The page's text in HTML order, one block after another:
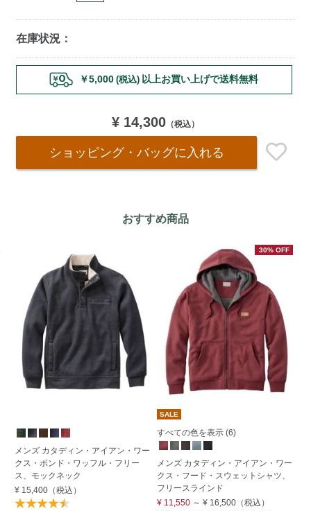
在庫状況：
Add
cart
￥5,000 (税込) 以上お買い上げで送料無料
¥ 14,300 （税込）
ショッピング・バッグに入れる
おすすめ商品
メンズ カタディン・アイアン・ワー
クス・ボンド・ワッフル・フリー
ス、モックネック
¥ 15,400（税込）
30% OFF
SALE
すべての色を表示 (6)
メンズ カタディン・アイアン・ワー
クス・フード・スウェットシャツ、
フリースラインド
¥ 11,550 ～ ¥ 16,500 （税込）